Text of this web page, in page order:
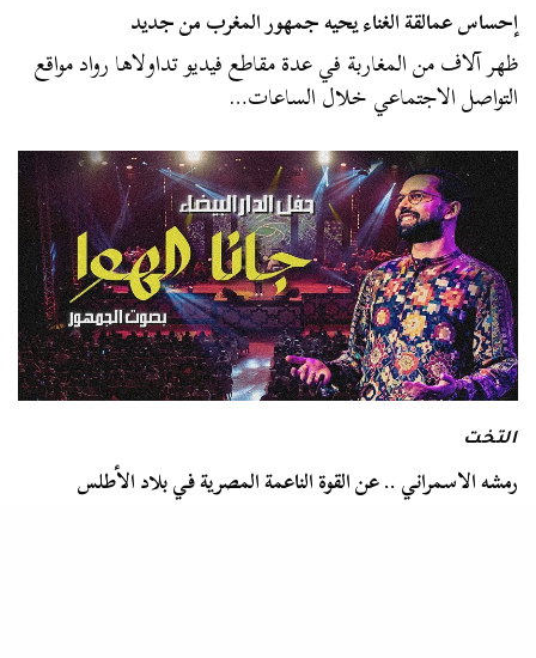
إحساس عمالقة الغناء يحيه جمهور المغرب من جديد
ظهر آلاف من المغاربة في عدة مقاطع فيديو تداولاها رواد مواقع
التواصل الاجتماعي خلال الساعات…
التخت
رمشه الاسمراني .. عن القوة الناعمة المصرية في بلاد الأطلس